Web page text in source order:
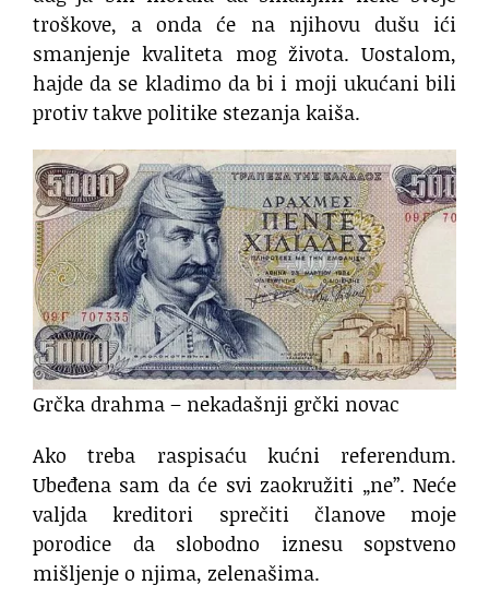
troškove, a onda će na njihovu dušu ići
smanjenje kvaliteta mog života. Uostalom,
hajde da se kladimo da bi i moji ukućani bili
protiv takve politike stezanja kaiša.
Grčka drahma – nekadašnji grčki novac
Ako treba raspisaću kućni referendum.
Ubeđena sam da će svi zaokružiti „ne”. Neće
valjda kreditori sprečiti članove moje
porodice da slobodno iznesu sopstveno
mišljenje o njima, zelenašima.